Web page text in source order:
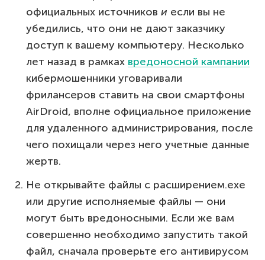
официальных источников и если вы не
убедились, что они не дают заказчику
доступ к вашему компьютеру. Несколько
лет назад в рамках вредоносной кампании
кибермошенники уговаривали
фрилансеров ставить на свои смартфоны
AirDroid, вполне официальное приложение
для удаленного администрирования, после
чего похищали через него учетные данные
жертв.
Не открывайте файлы с расширением.exe
или другие исполняемые файлы — они
могут быть вредоносными. Если же вам
совершенно необходимо запустить такой
файл, сначала проверьте его антивирусом